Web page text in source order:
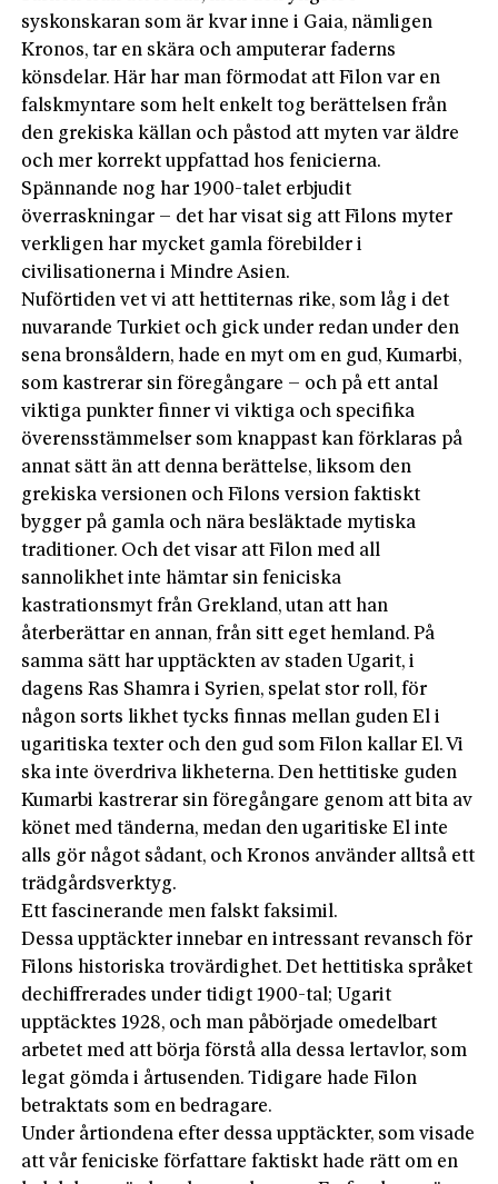
syskonskaran som är kvar inne i Gaia, nämligen
Kronos, tar en skära och amputerar faderns
könsdelar. Här har man förmodat att Filon var en
falskmyntare som helt enkelt tog berättelsen från
den grekiska källan och påstod att myten var äldre
och mer korrekt uppfattad hos fenicierna.
Spännande nog har 1900-talet erbjudit
överraskningar – det har visat sig att Filons myter
verkligen har mycket gamla förebilder i
civilisationerna i Mindre Asien.
Nuförtiden vet vi att hettiternas rike, som låg i det
nuvarande Turkiet och gick under redan under den
sena bronsåldern, hade en myt om en gud, Kumarbi,
som kastrerar sin föregångare – och på ett antal
viktiga punkter finner vi viktiga och specifika
överensstämmelser som knappast kan förklaras på
annat sätt än att denna berättelse, liksom den
grekiska versionen och Filons version faktiskt
bygger på gamla och nära besläktade mytiska
traditioner. Och det visar att Filon med all
sannolikhet inte hämtar sin feniciska
kastrationsmyt från Grekland, utan att han
återberättar en annan, från sitt eget hemland. På
samma sätt har upptäckten av staden Ugarit, i
dagens Ras Shamra i Syrien, spelat stor roll, för
någon sorts likhet tycks finnas mellan guden El i
ugaritiska texter och den gud som Filon kallar El. Vi
ska inte överdriva likheterna. Den hettitiske guden
Kumarbi kastrerar sin föregångare genom att bita av
könet med tänderna, medan den ugaritiske El inte
alls gör något sådant, och Kronos använder alltså ett
trädgårdsverktyg.
Ett fascinerande men falskt faksimil.
Dessa upptäckter innebar en intressant revansch för
Filons historiska trovärdighet. Det hettitiska språket
dechiffrerades under tidigt 1900-tal; Ugarit
upptäcktes 1928, och man påbörjade omedelbart
arbetet med att börja förstå alla dessa lertavlor, som
legat gömda i årtusenden. Tidigare hade Filon
betraktats som en bedragare.
Under årtiondena efter dessa upptäckter, som visade
att vår feniciske författare faktiskt hade rätt om en